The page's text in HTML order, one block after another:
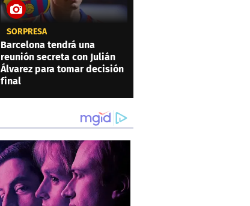
SORPRESA
Barcelona tendrá una
reunión secreta con Julián
Álvarez para tomar decisión
final